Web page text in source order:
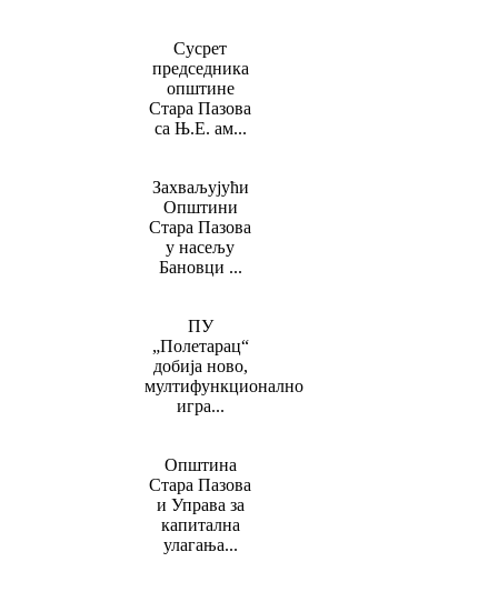
Сусрет
председника
општине
Стара Пазова
са Њ.Е. ам...
Захваљујући
Општини
Стара Пазова
у насељу
Бановци ...
ПУ
„Полетарац“
добија ново,
мултифункционално
игра...
Општина
Стара Пазова
и Управа за
капитална
улагања...